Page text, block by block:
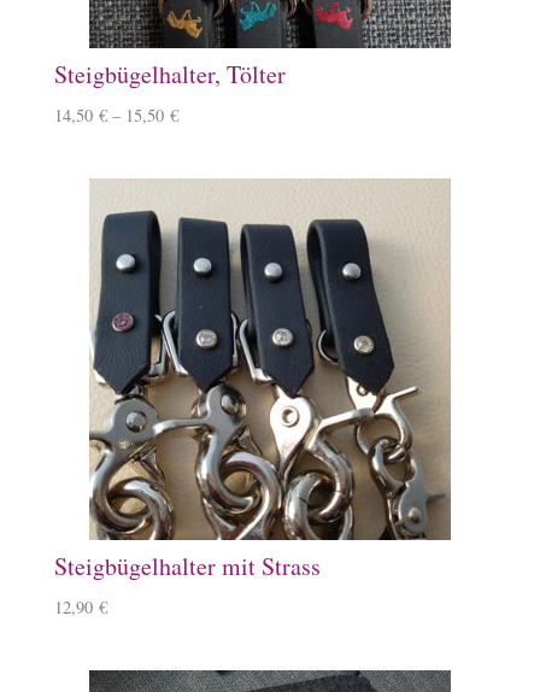
Steigbügelhalter, Tölter
14,50 € – 15,50 €
Steigbügelhalter mit Strass
12,90 €